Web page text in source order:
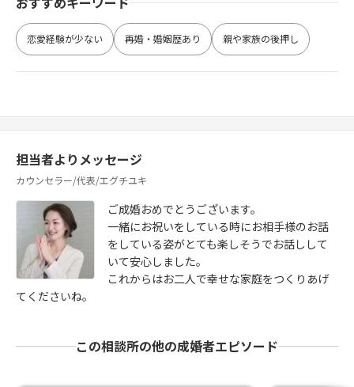
恋愛経験が少ない 再婚・婚姻歴あり 親や家族の後押し
担当者よりメッセージ
カウンセラー/代表/エグチユキ
ご成婚おめでとうございます。
一緒にお祝いをしている時にお相手様のお話
をしている姿がとても楽しそうでお話しして
いて安心しました。
これからはお二人で幸せな家庭をつくりあげ
てくださいね。
この相談所の他の成婚者エピソード